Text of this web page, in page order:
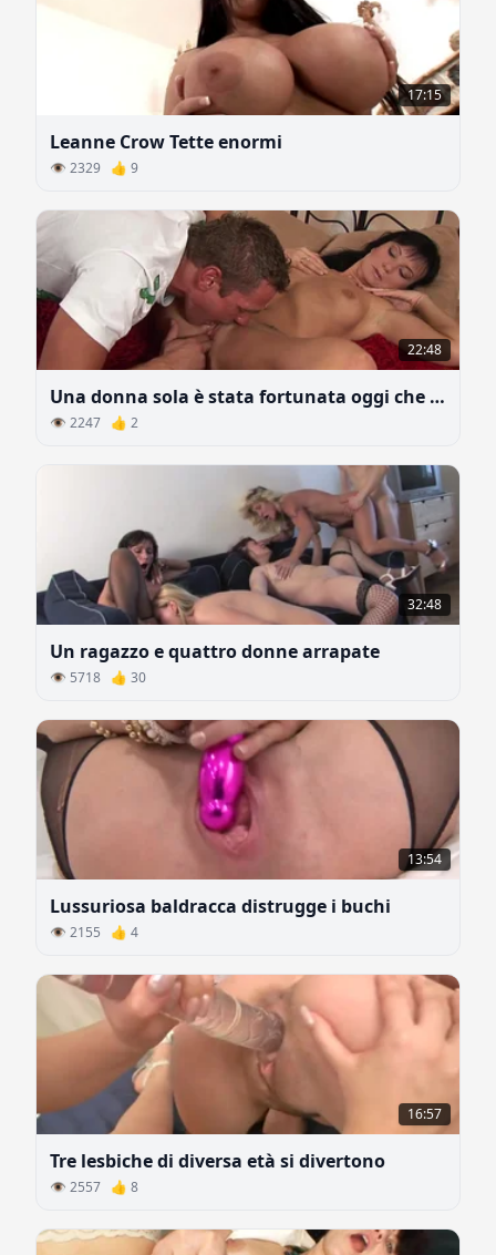
17:15
Leanne Crow Tette enormi
👁 2329 👍 9
22:48
Una donna sola è stata fortunata oggi che un uomo con un grosso cazzo è venuto da lei
👁 2247 👍 2
32:48
Un ragazzo e quattro donne arrapate
👁 5718 👍 30
13:54
Lussuriosa baldracca distrugge i buchi
👁 2155 👍 4
16:57
Tre lesbiche di diversa età si divertono
👁 2557 👍 8